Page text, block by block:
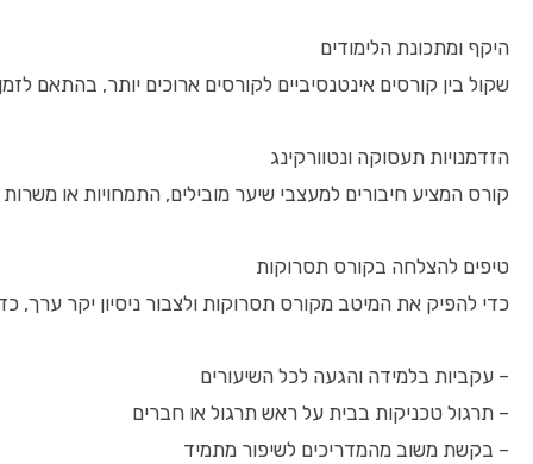
היקף ומתכונת הלימודים
שקול בין קורסים אינטנסיביים לקורסים ארוכים יותר, בהתאם
הזדמנויות תעסוקה ונטוורקינג
קורס המציע חיבורים למעצבי שיער מובילים, התמחויות או
טיפים להצלחה בקורס תסרוקות
כדי להפיק את המיטב מקורס תסרוקות ולצבור ניסיון יקר ערך,
– עקביות בלמידה והגעה לכל השיעורים
– תרגול טכניקות בבית על ראש תרגול או חברים
– בקשת משוב מהמדריכים לשיפור מתמיד